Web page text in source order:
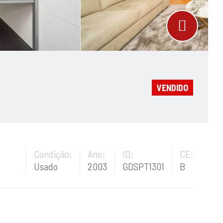
VENDIDO
Condição:
Usado
Ano:
2003
ID:
GDSPT1301
CE:
B